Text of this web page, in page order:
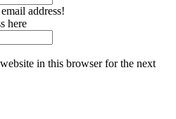
address!
here
in this browser for the next